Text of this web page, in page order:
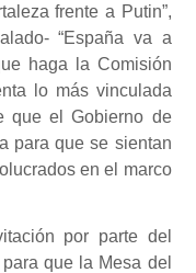
frente a Putin”,
“España va a
haga la Comisión
lo más vinculada
que el Gobierno de
para que se sientan
en el marco
por parte del
que la Mesa del